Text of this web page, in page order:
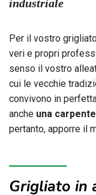
industriale
Per il vostro
veri e propri
senso il vostro
cui le vecchie
convivono in
anche una
pertanto, apporre il
Grigliato in